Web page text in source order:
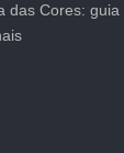
das Cores: